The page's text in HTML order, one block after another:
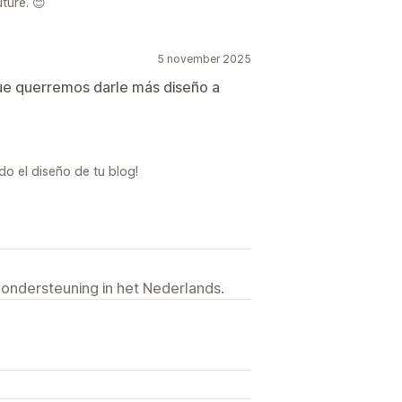
5 november 2025
querremos darle más diseño a
el diseño de tu blog!
in het Nederlands.